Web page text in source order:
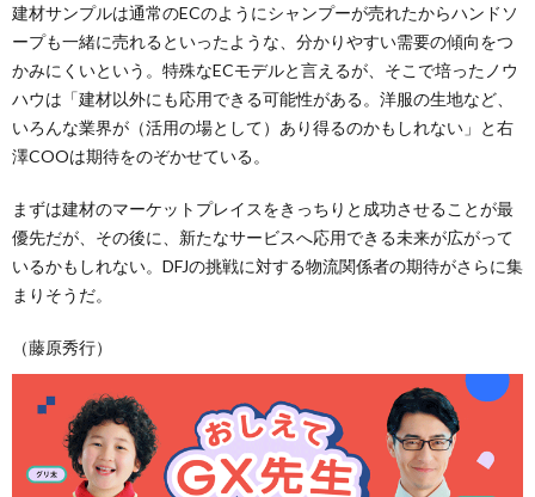
建材サンプルは通常のECのようにシャンプーが売れたからハンドソ
ープも一緒に売れるといったような、分かりやすい需要の傾向をつ
かみにくいという。特殊なECモデルと言えるが、そこで培ったノウ
ハウは「建材以外にも応用できる可能性がある。洋服の生地など、
いろんな業界が（活用の場として）あり得るのかもしれない」と右
澤COOは期待をのぞかせている。
まずは建材のマーケットプレイスをきっちりと成功させることが最
優先だが、その後に、新たなサービスへ応用できる未来が広がって
いるかもしれない。DFJの挑戦に対する物流関係者の期待がさらに集
まりそうだ。
（藤原秀行）